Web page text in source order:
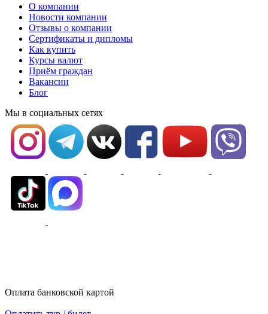
О компании
Новости компании
Отзывы о компании
Сертификаты и дипломы
Как купить
Курсы валют
Приём граждан
Вакансии
Блог
Мы в социальных сетях
Оплата банковской картой